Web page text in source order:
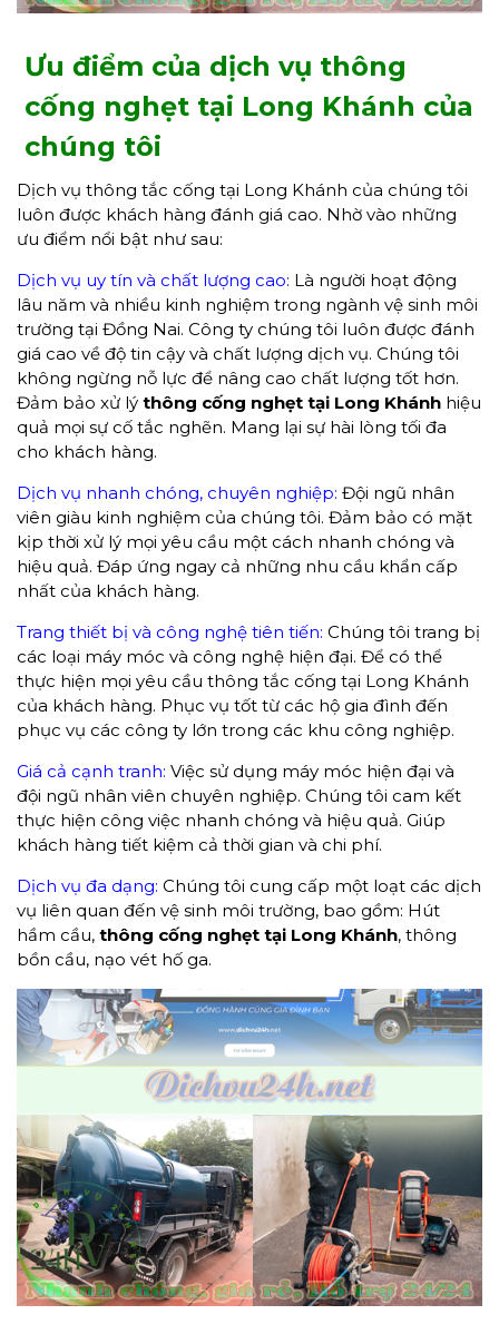
Ưu điểm của dịch vụ thông
cống nghẹt tại Long Khánh của
chúng tôi
Dịch vụ thông tắc cống tại Long Khánh của chúng tôi
luôn được khách hàng đánh giá cao. Nhờ vào những
ưu điểm nổi bật như sau:
Dịch vụ uy tín và chất lượng cao: Là người hoạt động
lâu năm và nhiều kinh nghiệm trong ngành vệ sinh môi
trường tại Đồng Nai. Công ty chúng tôi luôn được đánh
giá cao về độ tin cậy và chất lượng dịch vụ. Chúng tôi
không ngừng nỗ lực để nâng cao chất lượng tốt hơn.
Đảm bảo xử lý thông cống nghẹt tại Long Khánh hiệu
quả mọi sự cố tắc nghẽn. Mang lại sự hài lòng tối đa
cho khách hàng.
Dịch vụ nhanh chóng, chuyên nghiệp: Đội ngũ nhân
viên giàu kinh nghiệm của chúng tôi. Đảm bảo có mặt
kịp thời xử lý mọi yêu cầu một cách nhanh chóng và
hiệu quả. Đáp ứng ngay cả những nhu cầu khẩn cấp
nhất của khách hàng.
Trang thiết bị và công nghệ tiên tiến: Chúng tôi trang bị
các loại máy móc và công nghệ hiện đại. Để có thể
thực hiện mọi yêu cầu thông tắc cống tại Long Khánh
của khách hàng. Phục vụ tốt từ các hộ gia đình đến
phục vụ các công ty lớn trong các khu công nghiệp.
Giá cả cạnh tranh: Việc sử dụng máy móc hiện đại và
đội ngũ nhân viên chuyên nghiệp. Chúng tôi cam kết
thực hiện công việc nhanh chóng và hiệu quả. Giúp
khách hàng tiết kiệm cả thời gian và chi phí.
Dịch vụ đa dạng: Chúng tôi cung cấp một loạt các dịch
vụ liên quan đến vệ sinh môi trường, bao gồm: Hút
hầm cầu, thông cống nghẹt tại Long Khánh, thông
bồn cầu, nạo vét hố ga.